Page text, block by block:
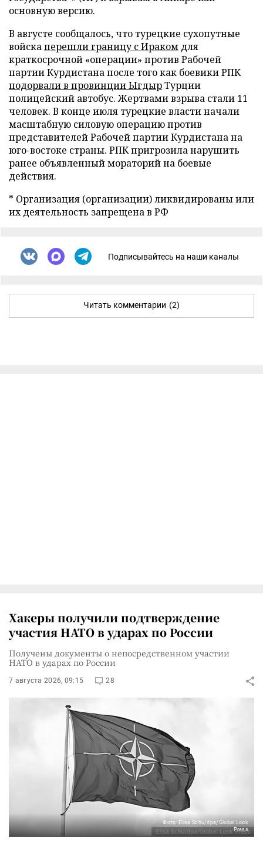
основную версию.
В августе сообщалось, что турецкие сухопутные
войскаперешли границу с Ираком для
краткосрочной «операции» против Рабочей
партии Курдистана после того как боевики РПК
подорвали в провинции ЫгдырТурции
полицейский автобус. Жертвами взрыва стали 11
человек. В конце июля турецкие власти начали
масштабную силовую операцию против
представителей Рабочей партии Курдистана на
юго-востоке страны. РПК пригрозила нарушить
ранее объявленный мораторий на боевые
действия.
* Организация (организации) ликвидированы или
их деятельность запрещена в РФ
Подписывайтесь на наши каналы
Читать комментарии (2)
Хакеры получили подтверждение
участия НАТО в ударах по России
Получены документы о непосредственном участии
НАТО в ударах по России
7 августа 2026, 09:15 28
Фото: Elisa Schu/dpa/Global Look
Press